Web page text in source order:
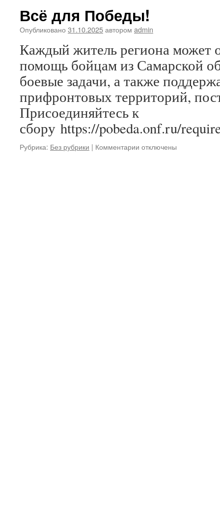
Всё для Победы!
Опубликовано 31.10.2025автором admin
Каждый житель региона может
помощь бойцам из Самарской
боевые задачи, а также
прифронтовых территорий,
Присоединяйтесь к
сбору https://pobeda.onf.ru/
Рубрика: Без рубрики | Комментарии котключены